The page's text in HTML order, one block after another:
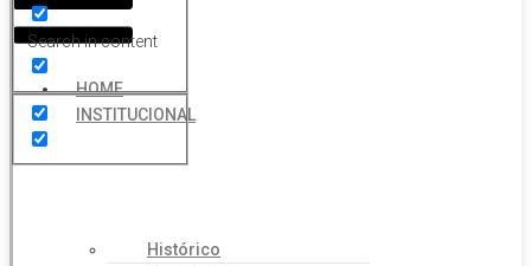
Search in content
HOME
INSTITUCIONAL
Histórico